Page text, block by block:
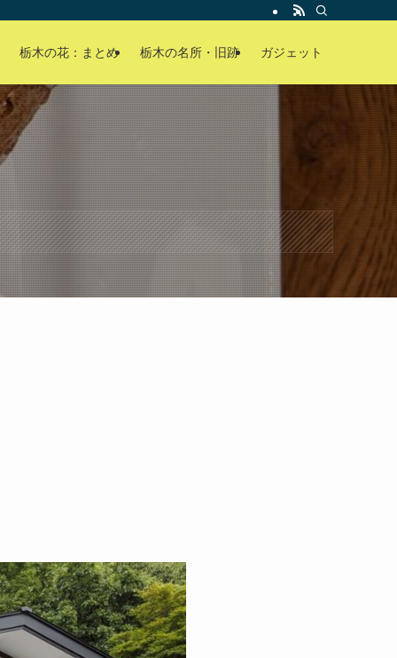
栃木の花：まとめ 栃木の名所・旧跡 ガジェット